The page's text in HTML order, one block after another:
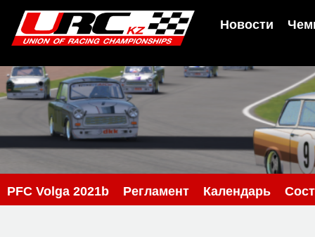
Новости
PFС Volga 2021b Регламент Календарь